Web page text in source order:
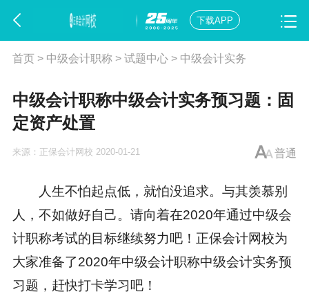
下载APP
首页> 中级会计职称> 试题中心> 中级会计实务
中级会计职称中级会计实务预习题：固
定资产处置
普通
来源： 正保会计网校 2020-01-21
人生不怕起点低，就怕没追求。与其羡慕别
人，不如做好自己。请向着在2020年通过中级会
计职称考试的目标继续努力吧！正保会计网校为
大家准备了2020年中级会计职称中级会计实务预
习题，赶快打卡学习吧！